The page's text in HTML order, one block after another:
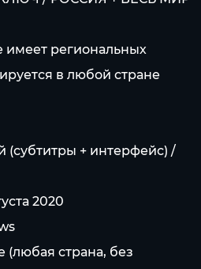
имеет региональных
в любой стране
(субтитры + интерфейс) /
2020
(любая страна, без